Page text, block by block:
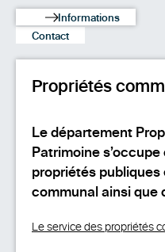
Informations
Contact
Propriétés
Le département
Patrimoine
propriétés publiques
communal ainsi que
Le service des propriétés